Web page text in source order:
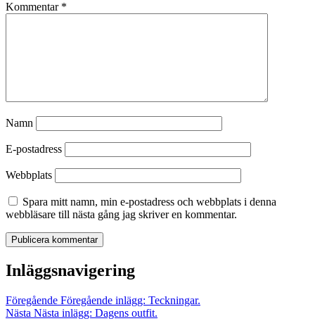
Kommentar *
Namn
E-postadress
Webbplats
Spara mitt namn, min e-postadress och webbplats i denna
webbläsare till nästa gång jag skriver en kommentar.
Inläggsnavigering
Föregående Föregående inlägg: Teckningar.
Nästa Nästa inlägg: Dagens outfit.